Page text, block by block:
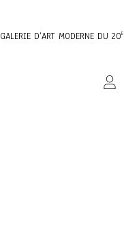
GALERIE D’ART MODERNE DU 20E